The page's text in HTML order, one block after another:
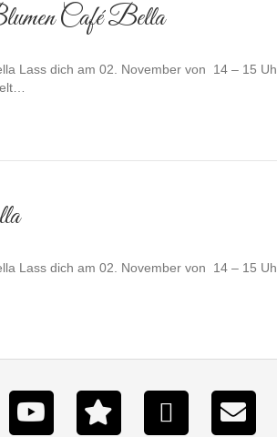
Café Bella
Lass dich am 02. November von 14 – 15
Lass dich am 02. November von 14 – 15